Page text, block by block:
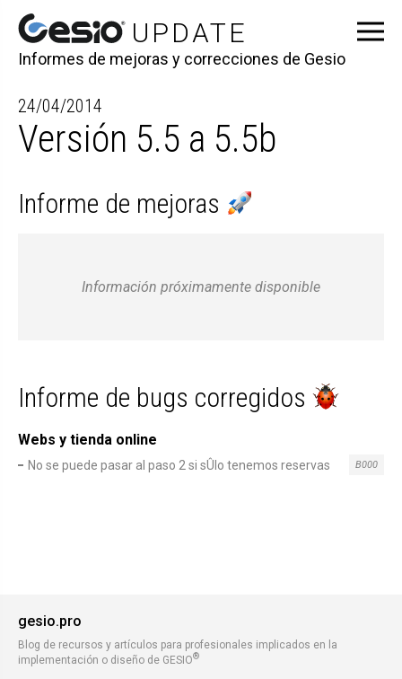
Informes de mejoras y correcciones de Gesio
24/04/2014
Versión 5.5 a 5.5b
Informe de mejoras
Información próximamente disponible
Informe de bugs corregidos
Webs y tienda online
No se puede pasar al paso 2 si sÛlo tenemos reservas B000
gesio.pro
Blog de recursos y artículos para profesionales implicados en la
implementación o diseño de GESIO®